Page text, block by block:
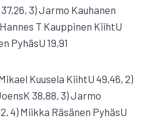
3) Jarmo Kauhanen
T Kauppinen KiihtU
PyhäsU 19,91
Kuusela KiihtU 49,46, 2)
38,88, 3) Jarmo
4) Miikka Räsänen PyhäsU